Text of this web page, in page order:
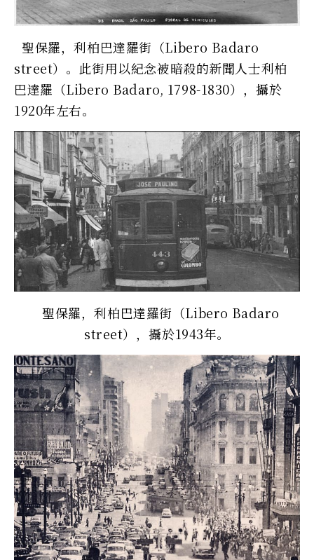
聖保羅，利柏巴達羅街（Libero Badaro
street）。此街用以紀念被暗殺的新聞人士利柏
巴達羅（Libero Badaro, 1798-1830），攝於
1920年左右。
聖保羅，利柏巴達羅街（Libero Badaro
street），攝於1943年。